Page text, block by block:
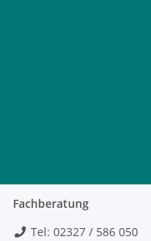
Fachberatung
Tel: 02327 / 586 050